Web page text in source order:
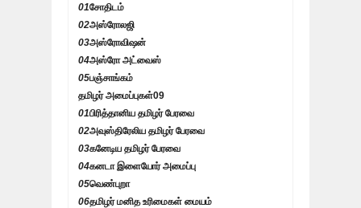
01சோதிடம்
02அஸ்ரோலஜி
03அஸ்ரோவிஷன்
04அஸ்ரோ அட்வைஸ்
05பஞ்சாங்கம்
தமிழர் அமைப்புகள்09
01பிரித்தானிய தமிழர் பேரவை
02அவுஸ்திரேலிய தமிழர் பேரவை
03கனேடிய தமிழர் பேரவை
04கனடா இளையோர் அமைப்பு
05வெண்புறா
06தமிழர் மனித உரிமைகள் மையம்